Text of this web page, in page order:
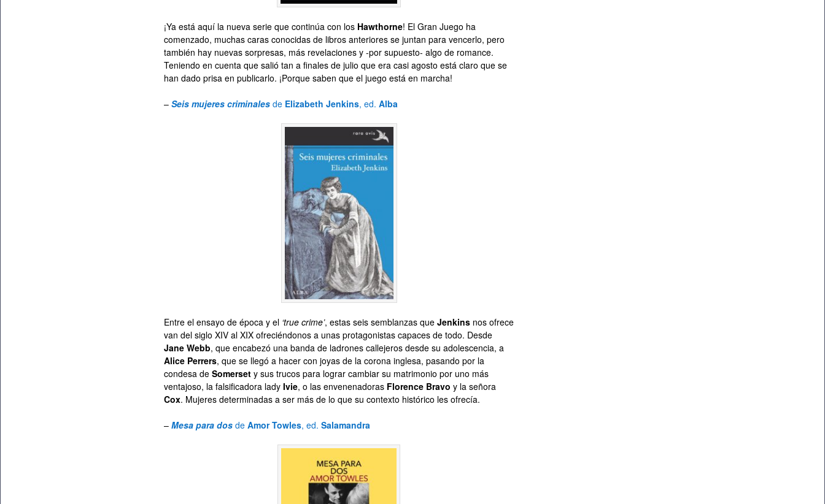
¡Ya está aquí la nueva serie que continúa con los Hawthorne! El Gran Juego ha
comenzado, muchas caras conocidas de libros anteriores se juntan para vencerlo, pero
también hay nuevas sorpresas, más revelaciones y -por supuesto- algo de romance.
Teniendo en cuenta que salió tan a finales de julio que era casi agosto está claro que se
han dado prisa en publicarlo. ¡Porque saben que el juego está en marcha!
– Seis mujeres criminales de Elizabeth Jenkins, ed. Alba
Entre el ensayo de época y el ‘true crime’, estas seis semblanzas que Jenkins nos ofrece
van del siglo XIV al XIX ofreciéndonos a unas protagonistas capaces de todo. Desde
Jane Webb, que encabezó una banda de ladrones callejeros desde su adolescencia, a
Alice Perrers, que se llegó a hacer con joyas de la corona inglesa, pasando por la
condesa de Somerset y sus trucos para lograr cambiar su matrimonio por uno más
ventajoso, la falsificadora lady Ivie, o las envenenadoras Florence Bravo y la señora
Cox. Mujeres determinadas a ser más de lo que su contexto histórico les ofrecía.
– Mesa para dos de Amor Towles, ed. Salamandra